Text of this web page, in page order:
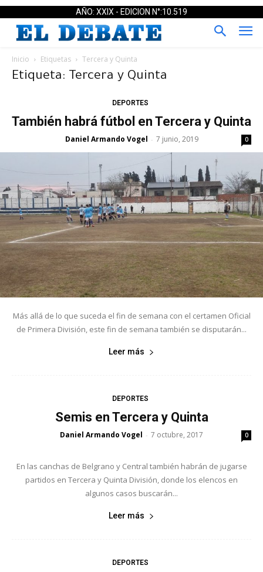
AÑO: XXIX - EDICION N°:10.519
Inicio Etiquetas Tercera y Quinta
Etiqueta: Tercera y Quinta
DEPORTES
También habrá fútbol en Tercera y Quinta
Daniel Armando Vogel - 7 junio, 2019 0
Más allá de lo que suceda el fin de semana con el certamen Oficial
de Primera División, este fin de semana también se disputarán...
Leer más
DEPORTES
Semis en Tercera y Quinta
Daniel Armando Vogel - 7 octubre, 2017 0
En las canchas de Belgrano y Central también habrán de jugarse
partidos en Tercera y Quinta División, donde los elencos en
algunos casos buscarán...
Leer más
DEPORTES